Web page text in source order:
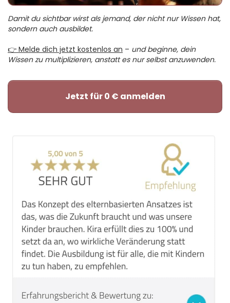
Damit du sichtbar wirst als jemand, der nicht nur Wissen hat,
sondern auch ausbildet.
👉 Melde dich jetzt kostenlos an – und beginne, dein
Wissen zu multiplizieren, anstatt es nur selbst anzuwenden.
Jetzt für 0 € anmelden